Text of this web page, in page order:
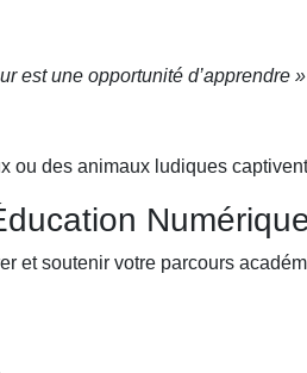
est une opportunité d’apprendre »
des animaux ludiques
et soutenir votre parcours